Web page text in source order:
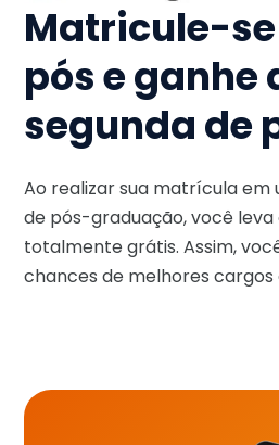
Matricule-
pós e ganhe
segunda de
Ao realizar sua matrícula em
de pós-graduação, você leva
totalmente grátis. Assim,
chances de melhores cargos